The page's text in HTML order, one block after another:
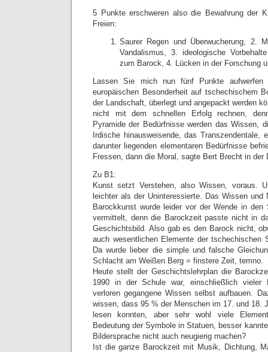
5 Punkte erschweren also die Bewahrung der
Freien:
Saurer Regen und Überwucherung, 2.
Vandalismus, 3. ideologische
zum Barock, 4. Lücken in der Forschung
Lassen Sie mich nun fünf Punkte
europäischen Besonderheit auf tschechischem
der Landschaft, überlegt und angepackt werden
nicht mit dem schnellen Erfolg rechnen,
Pyramide der Bedürfnisse werden das Wissen,
Irdische hinausweisende, das Transzendentale,
darunter liegenden elementaren Bedürfnisse
Fressen, dann die Moral, sagte Bert Brecht in der
Zu B1:
Kunst setzt Verstehen, also Wissen, voraus.
leichter als der Uninteressierte. Das Wissen und
Barockkunst wurde leider vor der Wende in den
vermittelt, denn die Barockzeit passte nicht in
Geschichtsbild. Also gab es den Barock nicht,
auch wesentlichen Elemente der tschechischen
Da wurde lieber die simple und falsche
Schlacht am Weißen Berg = finstere Zeit, temno.
Heute stellt der Geschichtslehrplan die
1990 in der Schule war, einschließlich vieler
verloren gegangene Wissen selbst aufbauen.
wissen, dass 95 % der Menschen im 17. und 18.
lesen konnten, aber sehr wohl viele
Bedeutung der Symbole in Statuen, besser
Bildersprache nicht auch neugierig machen?
Ist die ganze Barockzeit mit Musik, Dichtung,